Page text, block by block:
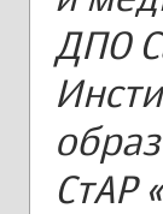
ДПО
СтАР